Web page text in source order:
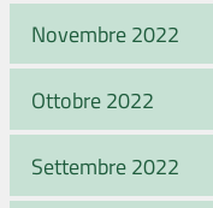
Novembre 2022
Ottobre 2022
Settembre 2022